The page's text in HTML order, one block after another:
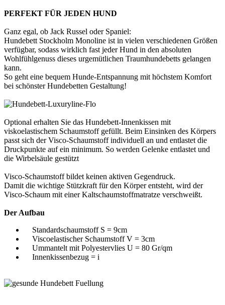
PERFEKT FÜR JEDEN HUND
Ganz egal, ob Jack Russel oder Spaniel:
Hundebett Stockholm Monoline ist in vielen verschiedenen Größen
verfügbar, sodass wirklich fast jeder Hund in den absoluten
Wohlfühlgenuss dieses urgemütlichen Traumhundebetts gelangen
kann.
So geht eine bequem Hunde-Entspannung mit höchstem Komfort
bei schönster Hundebetten Gestaltung!
Optional erhalten Sie das Hundebett-Innenkissen mit
viskoelastischem Schaumstoff gefüllt. Beim Einsinken des Körpers
passt sich der Visco-Schaumstoff individuell an und entlastet die
Druckpunkte auf ein minimum. So werden Gelenke entlastet und
die Wirbelsäule gestützt
Visco-Schaumstoff bildet keinen aktiven Gegendruck.
Damit die wichtige Stützkraft für den Körper entsteht, wird der
Visco-Schaum mit einer Kaltschaumstoffmatratze verschweißt.
Der Aufbau
Standardschaumstoff S = 9cm
Viscoelastischer Schaumstoff V = 3cm
Ummantelt mit Polyestervlies U = 80 Gr/qm
Innenkissenbezug = i